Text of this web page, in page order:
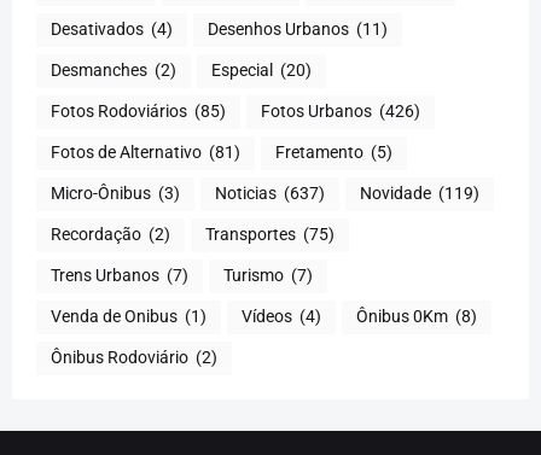
Desativados (4) Desenhos Urbanos (11)
Desmanches (2) Especial (20)
Fotos Rodoviários (85) Fotos Urbanos (426)
Fotos de Alternativo (81) Fretamento (5)
Micro-Ônibus (3) Noticias (637) Novidade (119)
Recordação (2) Transportes (75)
Trens Urbanos (7) Turismo (7)
Venda de Onibus (1) Vídeos (4) Ônibus 0Km (8)
Ônibus Rodoviário (2)